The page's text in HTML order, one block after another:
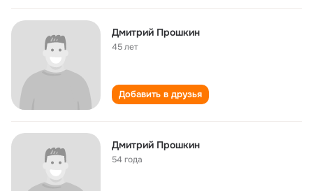
Дмитрий Прошкин
45 лет
Добавить в друзья
Дмитрий Прошкин
54 года